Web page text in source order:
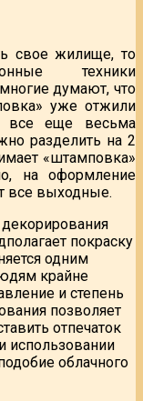
свое жилище, то
техники
думают, что
уже отжили
еще весьма
разделить на 2
«штамповка»
на оформление
все выходные.
покраску
одним
крайне
и степень
позволяет
отпечаток
использовании
облачного